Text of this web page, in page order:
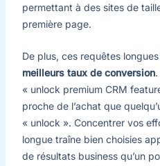
permettant à des sites de
première page.
De plus, ces requêtes
meilleurs taux de conversion.
« unlock premium CRM
proche de l’achat que
« unlock ». Concentrer vos
longue traîne bien choisies
de résultats business qu’un